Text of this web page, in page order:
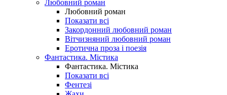
Любовний роман
Любовний роман
Показати всі
Закордонний любовний роман
Вітчизняний любовний роман
Еротична проза і поезія
Фантастика. Містика
Фантастика. Містика
Показати всі
Фентезі